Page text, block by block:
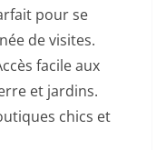
pour se
de visites.
facile aux
et jardins.
chics et